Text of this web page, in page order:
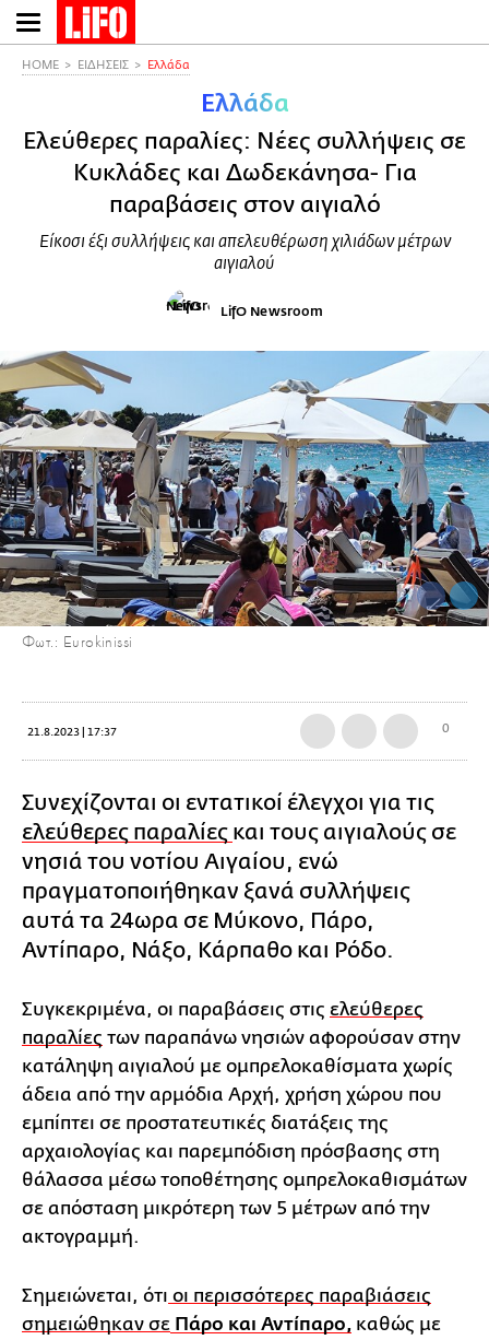
Παράκαμψη
προς
HOME ΕΙΔΗΣΕΙΣ Ελλάδα
Ελλάδα
Ελεύθερες παραλίες: Νέες συλλήψεις σε
Κυκλάδες και Δωδεκάνησα- Για
παραβάσεις στον αιγιαλό
Είκοσι έξι συλλήψεις και απελευθέρωση χιλιάδων μέτρων
αιγιαλού
LifO Newsroom
Φωτ.: Eurokinissi
21.8.2023 | 17:37 0
Συνεχίζονται οι εντατικοί έλεγχοι για τις
ελεύθερες παραλίες και τους αιγιαλούς σε
νησιά του νοτίου Αιγαίου, ενώ
πραγματοποιήθηκαν ξανά συλλήψεις
αυτά τα 24ωρα σε Μύκονο, Πάρο,
Αντίπαρο, Νάξο, Κάρπαθο και Ρόδο.
Συγκεκριμένα, οι παραβάσεις στις ελεύθερες
παραλίες των παραπάνω νησιών αφορούσαν στην
κατάληψη αιγιαλού με ομπρελοκαθίσματα χωρίς
άδεια από την αρμόδια Αρχή, χρήση χώρου που
εμπίπτει σε προστατευτικές διατάξεις της
αρχαιολογίας και παρεμπόδιση πρόσβασης στη
θάλασσα μέσω τοποθέτησης ομπρελοκαθισμάτων
σε απόσταση μικρότερη των 5 μέτρων από την
ακτογραμμή.
Σημειώνεται, ότι οι περισσότερες παραβιάσεις
σημειώθηκαν σε Πάρο και Αντίπαρο, καθώς με